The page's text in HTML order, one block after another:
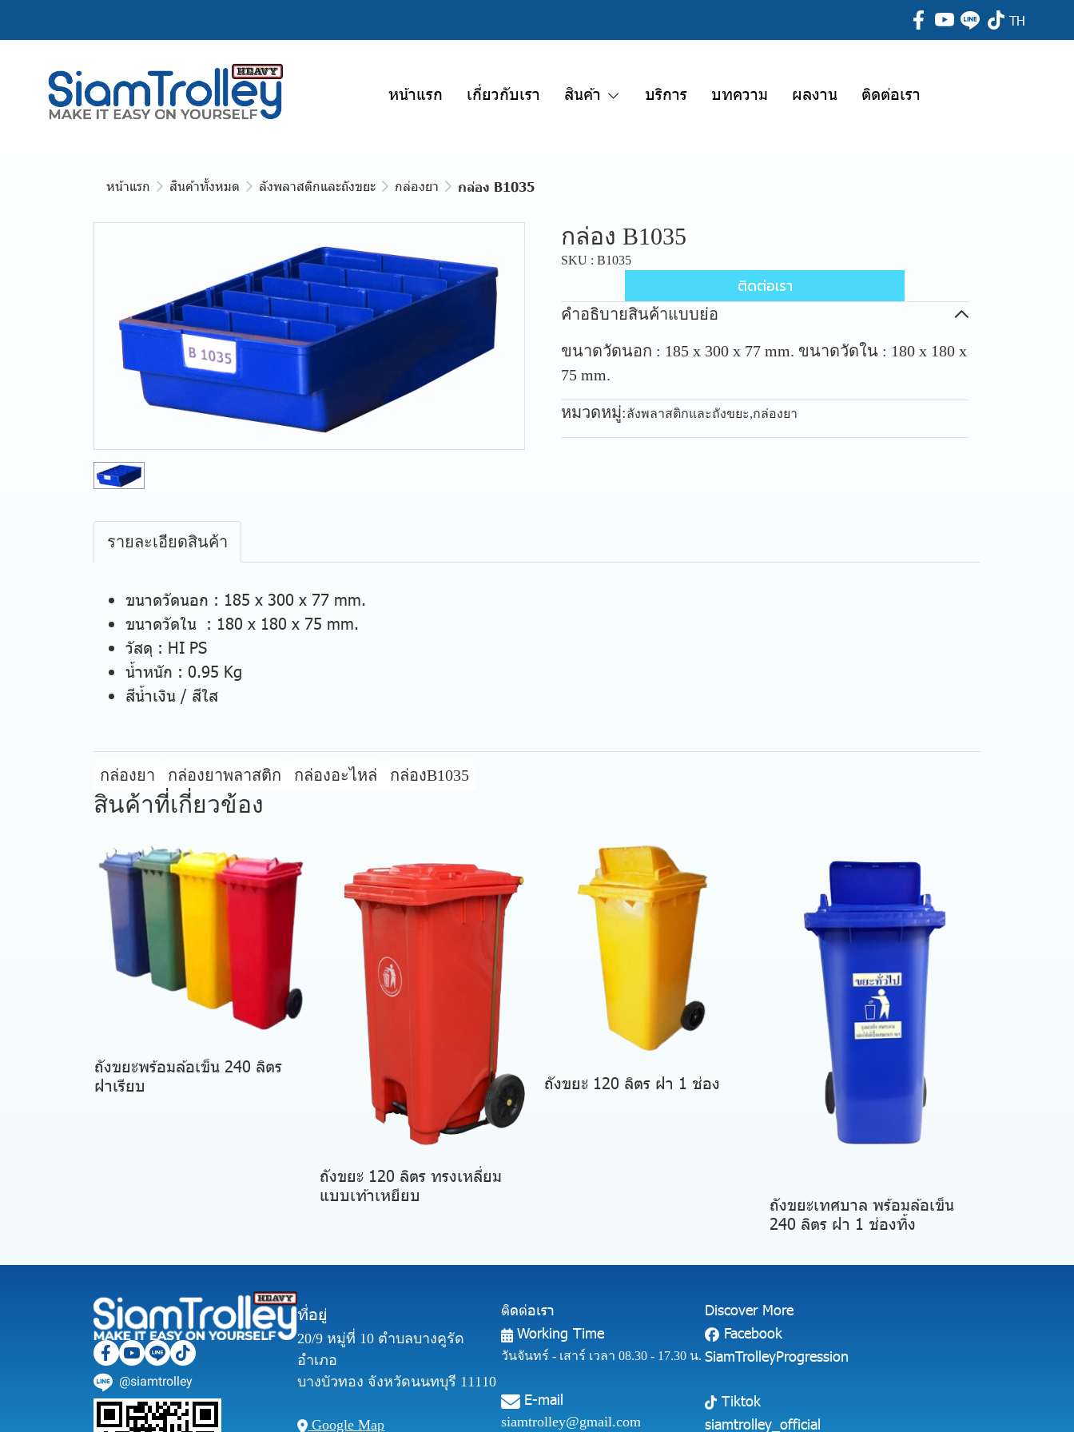
TH
หน้าแรก เกี่ยวกับเรา สินค้า บริการ บทความ ผลงาน ติดต่อเรา
หน้าแรก สินค้าทั้งหมด ลังพลาสติกและถังขยะ กล่องยา กล่อง B1035
กล่อง B1035
SKU : B1035
ติดต่อเรา
คำอธิบายสินค้าแบบย่อ
ขนาดวัดนอก : 185 x 300 x 77 mm. ขนาดวัดใน : 180 x 180 x
75 mm.
หมวดหมู่:ลังพลาสติกและถังขยะ,กล่องยา
รายละเอียดสินค้า
ขนาดวัดนอก : 185 x 300 x 77 mm.
ขนาดวัดใน : 180 x 180 x 75 mm.
วัสดุ : HI PS
น้ำหนัก : 0.95 Kg
สีน้ำเงิน / สีใส
กล่องยา กล่องยาพลาสติก กล่องอะไหล่ กล่องB1035
สินค้าที่เกี่ยวข้อง
ถังขยะพร้อมล้อเข็น 240 ลิตร
ฝาเรียบ
ถังขยะ 120 ลิตร ทรงเหลี่ยม
แบบเท้าเหยียบ
ถังขยะ 120 ลิตร ฝา 1 ช่อง
ถังขยะเทศบาล พร้อมล้อเข็น
240 ลิตร ฝา 1 ช่องทิ้ง
@siamtrolley
ที่อยู่
20/9 หมู่ที่ 10 ตำบลบางคูรัด
อำเภอ
บางบัวทอง จังหวัดนนทบุรี 11110
Google Map
ติดต่อเรา
Working Time
วันจันทร์ - เสาร์ เวลา 08.30 - 17.30 น.
E-mail
siamtrolley@gmail.com
Discover More
Facebook
SiamTrolleyProgression
Tiktok
siamtrolley_official